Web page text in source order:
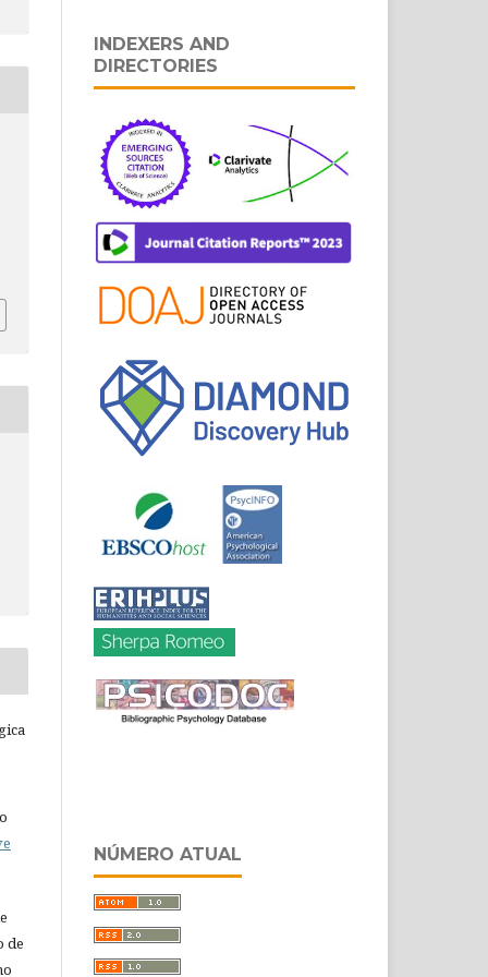
de
INDEXERS AND
DIRECTORIES
NÚMERO ATUAL